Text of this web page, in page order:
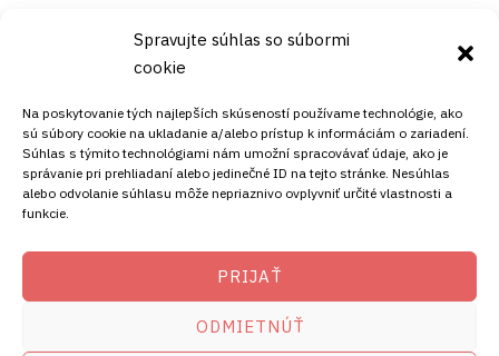
Spravujte súhlas so súbormi
cookie
Na poskytovanie tých najlepších skúseností používame technológie, ako
sú súbory cookie na ukladanie a/alebo prístup k informáciám o zariadení.
Súhlas s týmito technológiami nám umožní spracovávať údaje, ako je
správanie pri prehliadaní alebo jedinečné ID na tejto stránke. Nesúhlas
alebo odvolanie súhlasu môže nepriaznivo ovplyvniť určité vlastnosti a
funkcie.
PRIJAŤ
ODMIETNÚŤ
+421911072878
+421908072878
ADRESA
Štiavnička 211/49